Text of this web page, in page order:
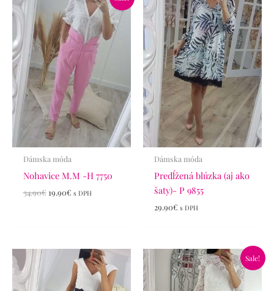
Dámska móda
Nohavice M.M -H 7750
34.90€
bola:
34.90€.
19.90€
cena
je:
19.90€.
s DPH
Dámska móda
Predĺžená blúzka (aj ako
šaty)- P 9855
29.90€ s DPH
Sale!
Pôvodná
cena
bola:
65.90€.
Aktuálna
cena
je:
46.90€.